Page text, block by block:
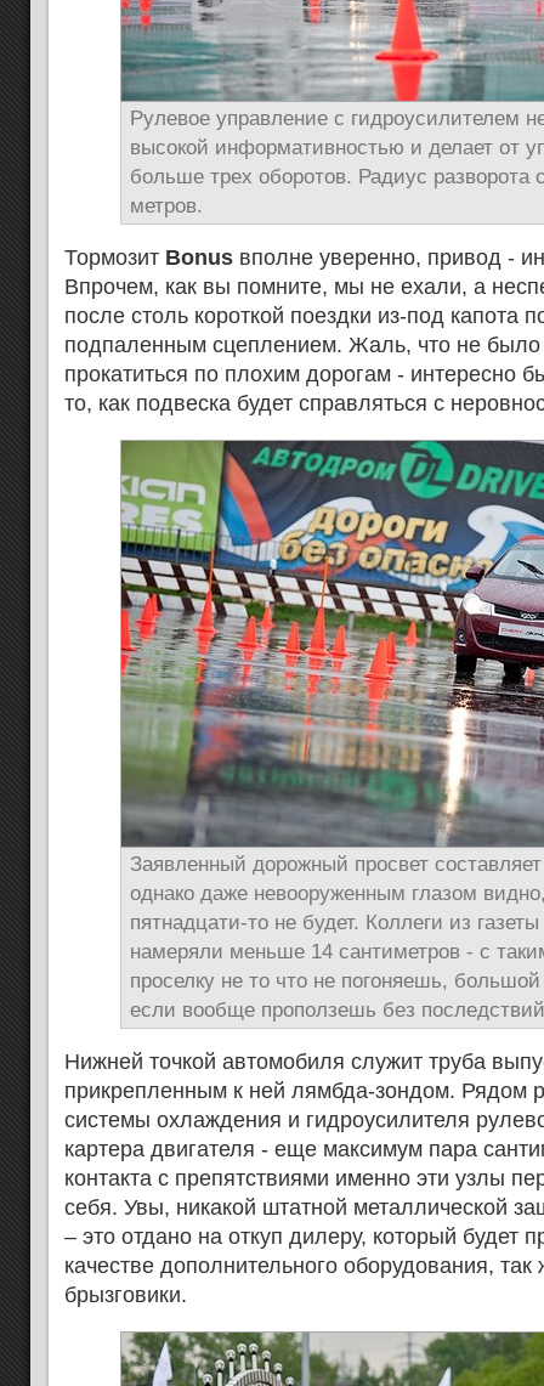
Рулевое управление с гидроусилителем
высокой информативностью и делает от
больше трех оборотов. Радиус разворота
метров.
Тормозит Bonus вполне уверенно, привод -
Впрочем, как вы помните, мы не ехали, а
после столь короткой поездки из-под капота
подпаленным сцеплением. Жаль, что не было
прокатиться по плохим дорогам - интересно
то, как подвеска будет справляться с
Заявленный дорожный просвет
однако даже невооруженным глазом
пятнадцати-то не будет. Коллеги из
намеряли меньше 14 сантиметров - с
проселку не то что не погоняешь,
если вообще проползешь без
Нижней точкой автомобиля служит труба
прикрепленным к ней лямбда-зондом. Рядом
системы охлаждения и гидроусилителя
картера двигателя - еще максимум пара
контакта с препятствиями именно эти узлы
себя. Увы, никакой штатной металлической
– это отдано на откуп дилеру, который будет
качестве дополнительного оборудования,
брызговики.